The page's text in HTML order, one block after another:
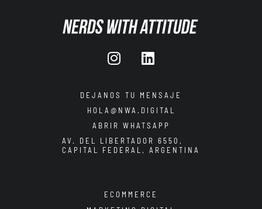
DEJANOS TU MENSAJE
HOLA@NWA.DIGITAL
ABRIR WHATSAPP
AV. DEL LIBERTADOR 6550,
CAPITAL FEDERAL, ARGENTINA
ECOMMERCE